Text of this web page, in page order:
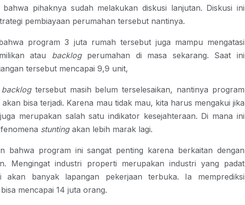
bahwa pihaknya sudah melakukan diskusi lanjutan. Diskusi ini
pembiayaan perumahan tersebut nantinya.
program 3 juta rumah tersebut juga mampu mengatasi
atau backlog perumahan di masa sekarang. Saat ini
tersebut mencapai 9,9 unit,
backlog tersebut masih belum terselesaikan, nantinya program
bisa terjadi. Karena mau tidak mau, kita harus mengakui jika
merupakan salah satu indikator kesejahteraan. Di mana ini
stuntingakan lebih marak lagi.
bahwa program ini sangat penting karena berkaitan dengan
Mengingat industri properti merupakan industri yang padat
akan banyak lapangan pekerjaan terbuka. Ia memprediksi
mencapai 14 juta orang.